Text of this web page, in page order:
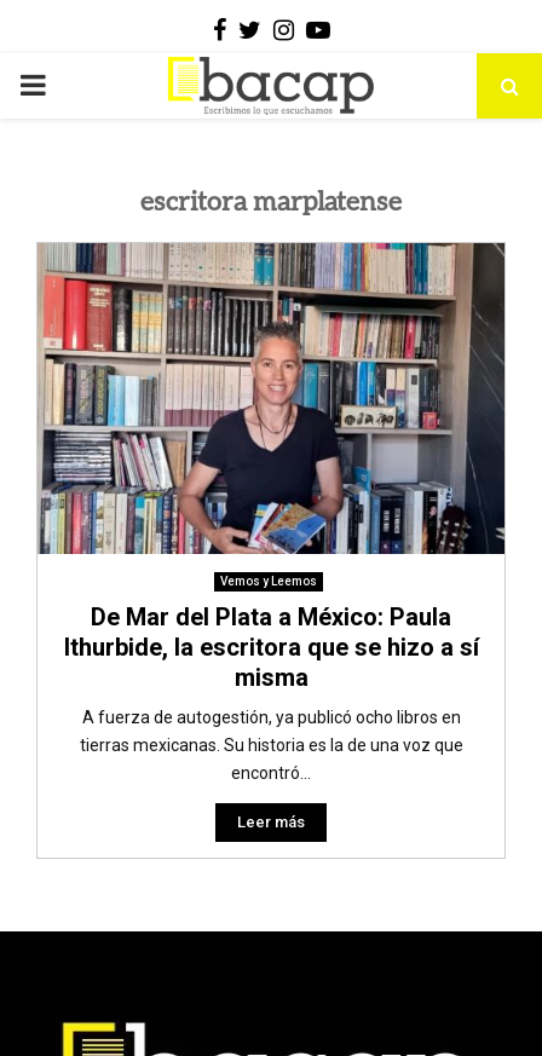
Facebook
Twitter
Instagram
Youtube
PRIMARY
escritora marplatense
Vemos y Leemos
De Mar del Plata a México: Paula
Ithurbide, la escritora que se hizo a sí
misma
A fuerza de autogestión, ya publicó ocho libros en
tierras mexicanas. Su historia es la de una voz que
encontró...
Leer más